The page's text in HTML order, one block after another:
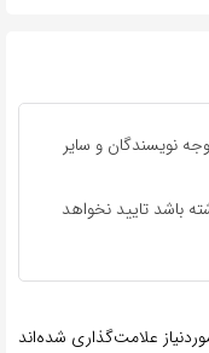
نویسندگان و سایر
باشد تایید نخواهد
علامت‌گذاری شده‌اند